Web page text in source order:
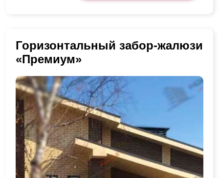
Горизонтальный забор-жалюзи
«Премиум»